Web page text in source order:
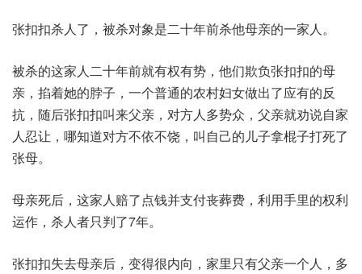
张扣扣杀人了，被杀对象是二十年前杀他母亲的一家人。
被杀的这家人二十年前就有权有势，他们欺负张扣扣的母
亲，掐着她的脖子，一个普通的农村妇女做出了应有的反
抗，随后张扣扣叫来父亲，对方人多势众，父亲就劝说自家
人忍让，哪知道对方不依不饶，叫自己的儿子拿棍子打死了
张母。
母亲死后，这家人赔了点钱并支付丧葬费，利用手里的权利
运作，杀人者只判了7年。
张扣扣失去母亲后，变得很内向，家里只有父亲一个人，多